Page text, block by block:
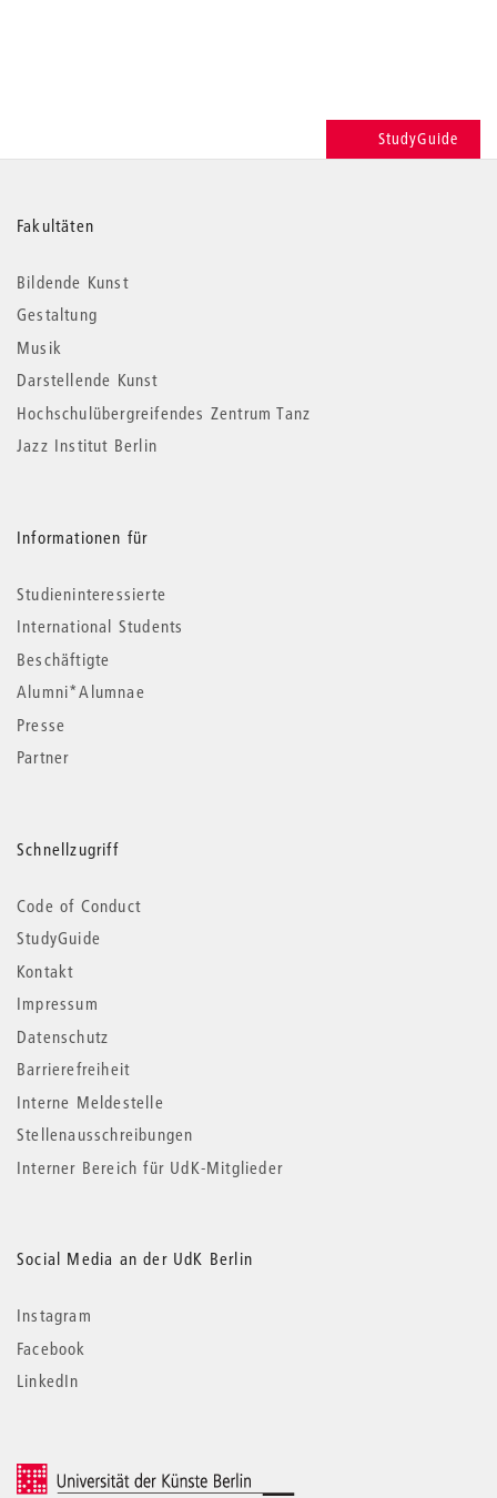
StudyGuide
Weitere
Informationen
Fakultäten
Bildende Kunst
Gestaltung
Musik
Darstellende Kunst
Hochschulübergreifendes Zentrum Tanz
Jazz Institut Berlin
Informationen für
Studieninteressierte
International Students
Beschäftigte
Alumni*Alumnae
Presse
Partner
Schnellzugriff
Code of Conduct
StudyGuide
Kontakt
Impressum
Datenschutz
Barrierefreiheit
Interne Meldestelle
Stellenausschreibungen
Interner Bereich für UdK-Mitglieder
Social Media an der UdK Berlin
Instagram
Facebook
LinkedIn
© 2026 Universität der Künste Berlin